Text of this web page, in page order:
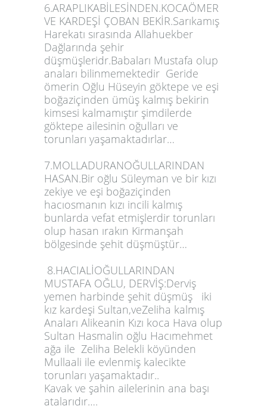
6.ARAPLIKABİLESİNDEN.KOCAÖMER
VE KARDEŞİ ÇOBAN BEKİR.Sarıkamış
Harekatı sırasında Allahuekber
Dağlarında şehir
düşmüşleridr.Babaları Mustafa olup
anaları bilinmemektedir Geride
ömerin Oğlu Hüseyin göktepe ve eşi
boğaziçinden ümüş kalmış bekirin
kimsesi kalmamıştır şimdilerde
göktepe ailesinin oğulları ve
torunları yaşamaktadırlar…
7.MOLLADURANOĞULLARINDAN
HASAN.Bir oğlu Süleyman ve bir kızı
zekiye ve eşi boğaziçinden
hacıosmanın kızı incili kalmış
bunlarda vefat etmişlerdir torunları
olup hasan ırakın Kirmanşah
bölgesinde şehit düşmüştür…
8.HACIALİOĞULLARINDAN
MUSTAFA OĞLU, DERVİŞ:Derviş
yemen harbinde şehit düşmüş iki
kız kardeşi Sultan,veZeliha kalmış
Anaları Alikeanin Kızı koca Hava olup
Sultan Hasmalin oğlu Hacımehmet
ağa ile Zeliha Belekli köyünden
Mullaali ile evlenmiş kalecikte
torunları yaşamaktadır..
Kavak ve şahin ailelerinin ana başı
atalarıdır….